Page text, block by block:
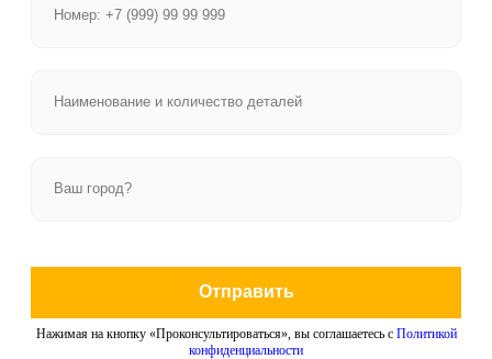
Отправить
Нажимая на кнопку «Проконсультироваться», вы соглашаетесь с Политикой
конфиденциальности